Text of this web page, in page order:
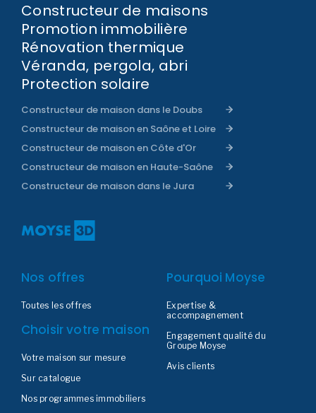
Constructeur de maisons
Promotion immobilière
Rénovation thermique
Véranda, pergola, abri
Protection solaire
Constructeur de maison dans le Doubs
Constructeur de maison en Saône et Loire
Constructeur de maison en Côte d'Or
Constructeur de maison en Haute-Saône
Constructeur de maison dans le Jura
Nos offres
Toutes les offres
Choisir votre maison
Votre maison sur mesure
Sur catalogue
Nos programmes immobiliers
Pourquoi Moyse
Expertise &
accompagnement
Engagement qualité du
Groupe Moyse
Avis clients